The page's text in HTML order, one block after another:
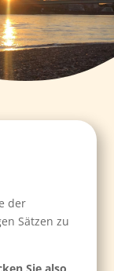
der
Sätzen zu